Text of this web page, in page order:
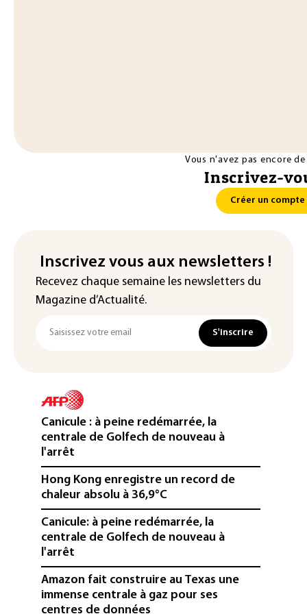
Vous n'avez pas encore
Inscrivez-
Créer un compte
Inscrivez vous aux newsletters !
Recevez chaque semaine les newsletters du
Magazine d’Actualité.
S'inscrire
Canicule : à peine redémarrée, la
centrale de Golfech de nouveau à
l'arrêt
Hong Kong enregistre un record de
chaleur absolu à 36,9°C
Canicule: à peine redémarrée, la
centrale de Golfech de nouveau à
l'arrêt
Amazon fait construire au Texas une
immense centrale à gaz pour ses
centres de données